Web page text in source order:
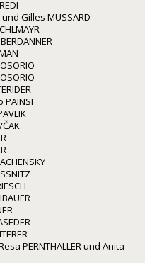
Gilles MUSSARD
PERNTHALLER und Anita